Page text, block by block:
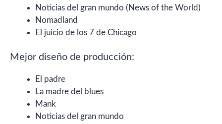
Noticias del gran mundo (News of the World)
Nomadland
El juicio de los 7 de Chicago
Mejor diseño de producción:
El padre
La madre del blues
Mank
Noticias del gran mundo